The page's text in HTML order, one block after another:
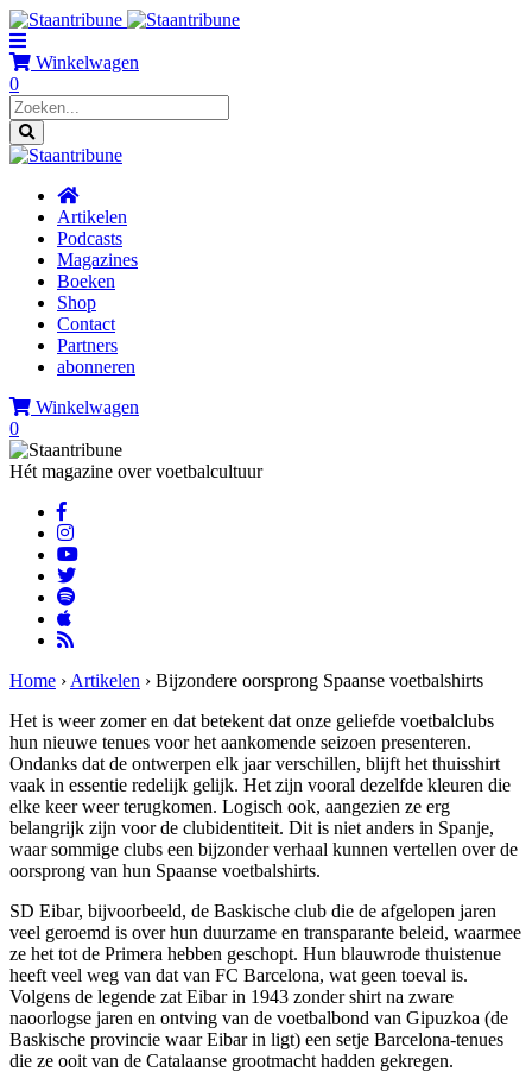
Winkelwagen
0
Artikelen
Podcasts
Magazines
Boeken
Shop
Contact
Partners
abonneren
Winkelwagen
0
Hét magazine over voetbalcultuur
Home › Artikelen › Bijzondere oorsprong Spaanse voetbalshirts
Het is weer zomer en dat betekent dat onze geliefde voetbalclubs
hun nieuwe tenues voor het aankomende seizoen presenteren.
Ondanks dat de ontwerpen elk jaar verschillen, blijft het thuisshirt
vaak in essentie redelijk gelijk. Het zijn vooral dezelfde kleuren die
elke keer weer terugkomen. Logisch ook, aangezien ze erg
belangrijk zijn voor de clubidentiteit. Dit is niet anders in Spanje,
waar sommige clubs een bijzonder verhaal kunnen vertellen over de
oorsprong van hun Spaanse voetbalshirts.
SD Eibar, bijvoorbeeld, de Baskische club die de afgelopen jaren
veel geroemd is over hun duurzame en transparante beleid, waarmee
ze het tot de Primera hebben geschopt. Hun blauwrode thuistenue
heeft veel weg van dat van FC Barcelona, wat geen toeval is.
Volgens de legende zat Eibar in 1943 zonder shirt na zware
naoorlogse jaren en ontving van de voetbalbond van Gipuzkoa (de
Baskische provincie waar Eibar in ligt) een setje Barcelona-tenues
die ze ooit van de Catalaanse grootmacht hadden gekregen.